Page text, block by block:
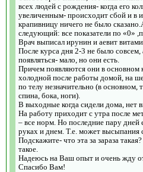
всех людей с рождения- когда его
увеличенным- происходит сбой и в
крапивницу ничего не было
следующий: все показатели по «0»
Врач выписал ирунин и аевит
После курса дня 2-3 не было
появляться- мало, но они есть.
Причем появляются они в основном
холодной после работы домой, на
по телу незначительно (в основном,
спина, бока, ноги).
В выходные когда сидели дома, нет
На работу приходит с утра после
– все норм. Но последние пару дней
руках и днем. Т.е. может высыпания
Подскажите- что эта за зараза
такое.
Надеюсь на Ваш опыт и очень жду
Спасибо Вам!